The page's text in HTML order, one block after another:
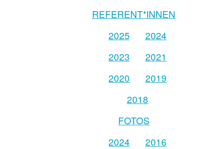
REFERENT*INNEN
2025
2024
2023
2021
2020
2019
2018
FOTOS
2024
2016